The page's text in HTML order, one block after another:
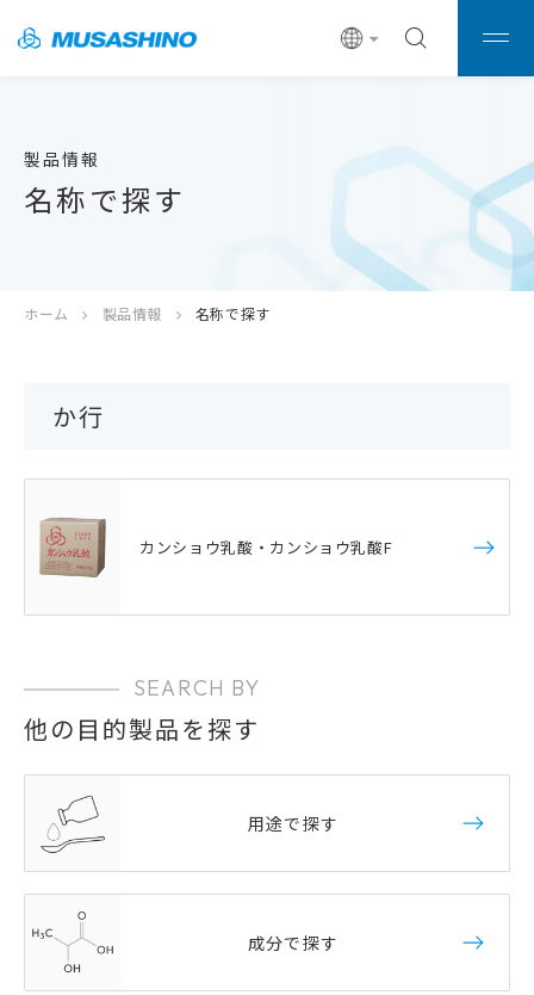
製品情報
名称で探す
ホーム 製品情報 名称で探す
か行
カンショウ乳酸・カンショウ乳酸F
SEARCH BY
他の目的製品を探す
用途で探す
成分で探す